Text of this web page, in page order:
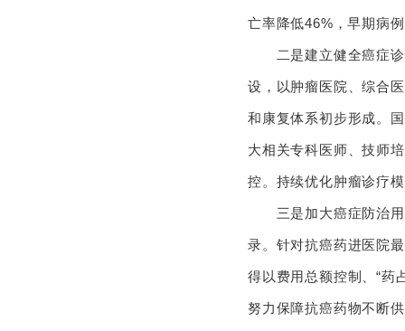
亡率降低46%，早期
二是建立健全癌症诊
设，以肿瘤医院、综合
和康复体系初步形成。
大相关专科医师、技师
控。持续优化肿瘤诊疗
三是加大癌症防治用
录。针对抗癌药进医院
得以费用总额控制、“药
努力保障抗癌药物不断